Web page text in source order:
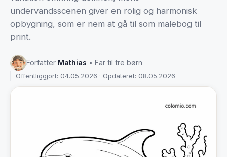
undervandsscenen giver en rolig og harmonisk
opbygning, som er nem at gå til som malebog til
print.
Forfatter Mathias • Far til tre børn
Offentliggjort: 04.05.2026 · Opdateret: 08.05.2026